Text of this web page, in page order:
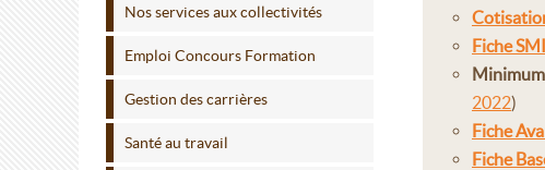
Nos services aux collectivités
Emploi Concours Formation
Gestion des carrières
Santé au travail
Fiche
2022)
Fiche
Fiche